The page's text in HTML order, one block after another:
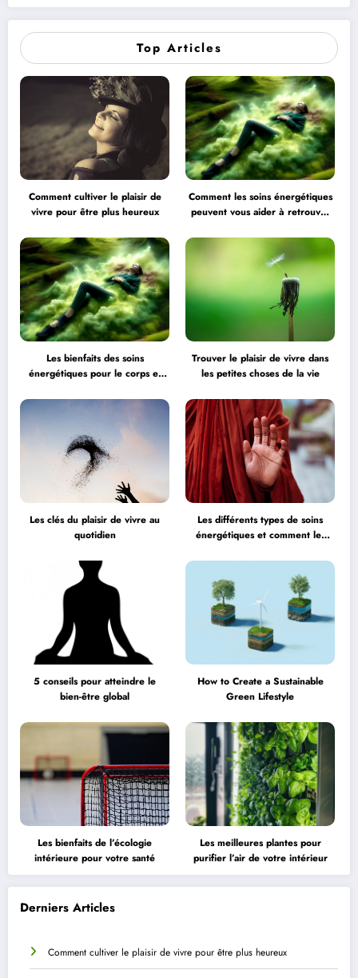
Top Articles
Comment cultiver le plaisir de
vivre pour être plus heureux
Comment les soins énergétiques
peuvent vous aider à retrouver
Les bienfaits des soins
énergétiques pour le corps et
Trouver le plaisir de vivre dans
les petites choses de la vie
Les clés du plaisir de vivre au
quotidien
Les différents types de soins
énergétiques et comment les
5 conseils pour atteindre le
bien-être global
How to Create a Sustainable
Green Lifestyle
Les bienfaits de l’écologie
intérieure pour votre santé
Les meilleures plantes pour
purifier l’air de votre intérieur
Derniers Articles
Comment cultiver le plaisir de vivre pour être plus heureux